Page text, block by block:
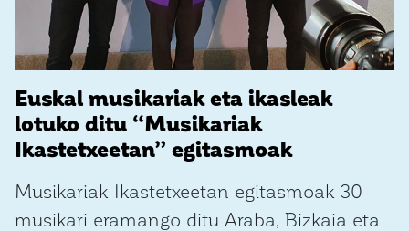
Euskal musikariak eta ikasleak
lotuko ditu “Musikariak
Ikastetxeetan” egitasmoak
Musikariak Ikastetxeetan egitasmoak 30
musikari eramango ditu Araba, Bizkaia eta